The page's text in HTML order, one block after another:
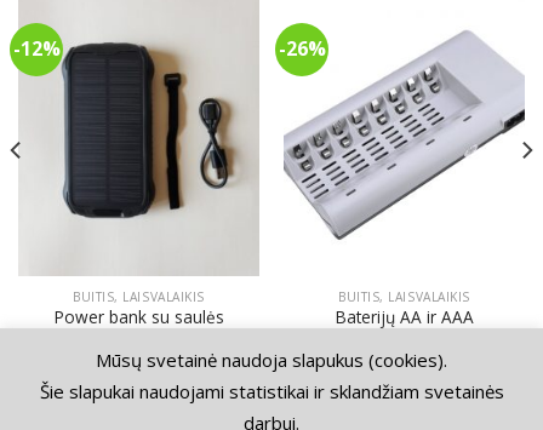
-12%
BUITIS, LAISVALAIKIS
Power bank su saulės
85.00€ Original
price
was:
85.00€.
75.00€Current
price
is:
75.00€.
-26%
BUITIS, LAISVALAIKIS
Baterijų AA ir AAA
39.00€ Original
price
was:
39.00€.
29.00
is:
29.00€.
Mūsų svetainė naudoja slapukus (cookies).
Šie slapukai naudojami statistikai ir sklandžiam svetainės
darbui.